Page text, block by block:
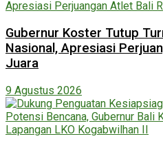
Gubernur Koster Tutup
Nasional, Apresiasi
Juara
9 Agustus 2026